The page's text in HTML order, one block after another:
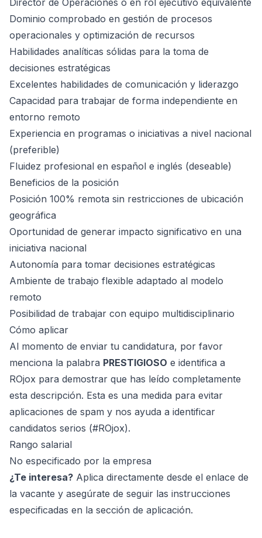
Director de Operaciones o en rol ejecutivo equivalente
Dominio comprobado en gestión de procesos
operacionales y optimización de recursos
Habilidades analíticas sólidas para la toma de
decisiones estratégicas
Excelentes habilidades de comunicación y liderazgo
Capacidad para trabajar de forma independiente en
entorno remoto
Experiencia en programas o iniciativas a nivel nacional
(preferible)
Fluidez profesional en español e inglés (deseable)
Beneficios de la posición
Posición 100% remota sin restricciones de ubicación
geográfica
Oportunidad de generar impacto significativo en una
iniciativa nacional
Autonomía para tomar decisiones estratégicas
Ambiente de trabajo flexible adaptado al modelo
remoto
Posibilidad de trabajar con equipo multidisciplinario
Cómo aplicar
Al momento de enviar tu candidatura, por favor
menciona la palabra PRESTIGIOSO e identifica a
ROjox para demostrar que has leído completamente
esta descripción. Esta es una medida para evitar
aplicaciones de spam y nos ayuda a identificar
candidatos serios (#ROjox).
Rango salarial
No especificado por la empresa
¿Te interesa? Aplica directamente desde el enlace de
la vacante y asegúrate de seguir las instrucciones
especificadas en la sección de aplicación.